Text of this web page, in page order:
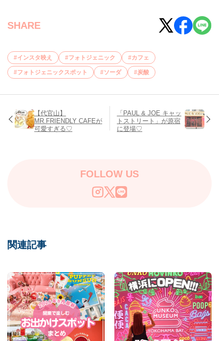
SHARE
インスタ映え フォトジェニック カフェ
フォトジェニックスポット ソーダ 炭酸
【代官山】
MR.FRIENDLY CAFEが
可愛すぎる♡
「PAUL & JOE キャッ
トストリート」が原宿
に登場♡
FOLLOW US
関連記事